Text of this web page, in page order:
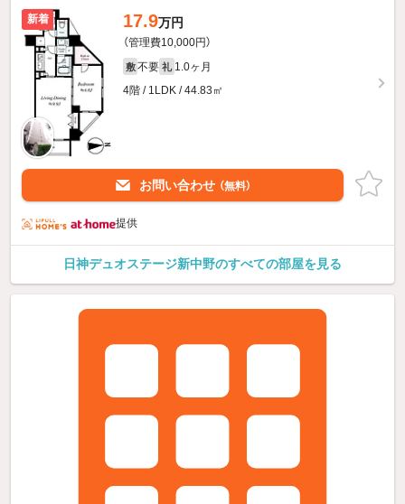
新着 17.9万円
（管理費10,000円）
敷 不要 礼 1.0ヶ月
4階 / 1LDK / 44.83㎡
お問い合わせ （無料）
提供
日神デュオステージ新中野のすべての部屋を見る